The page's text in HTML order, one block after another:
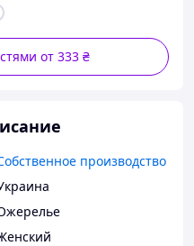
от 333 ₴
производство